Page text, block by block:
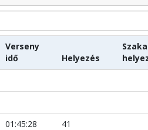
Verseny
idő
Helyezés
01:45:28
41